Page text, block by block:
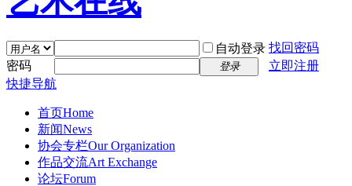
自动登录 找回密码
密码
登录
立即注册
快捷导航
首页Home
新闻News
协会专栏Our Organization
作品交流Art Exchange
论坛Forum